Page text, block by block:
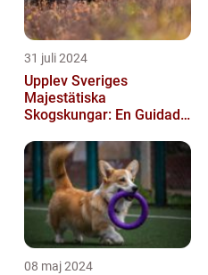
31 juli 2024
Upplev Sveriges
Majestätiska
Skogskungar: En Guidad
08 maj 2024